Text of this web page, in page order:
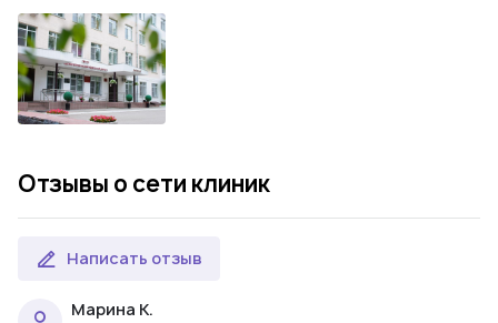
Отзывы о сети клиник
Написать отзыв
Марина К.